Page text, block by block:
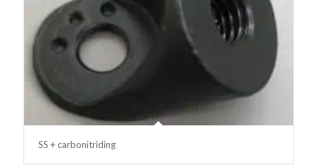
SS + carbonitriding